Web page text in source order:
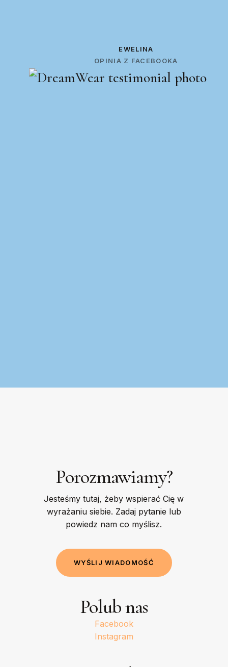
EWELINA
OPINIA Z FACEBOOKA
Porozmawiamy?
Jesteśmy tutaj, żeby wspierać Cię w
wyrażaniu siebie. Zadaj pytanie lub
powiedz nam co myślisz.
WYŚLI J WIADOMOŚĆ
Polub nas
Facebook
Instagram